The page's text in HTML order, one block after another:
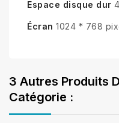
Espace disque dur
Écran 1024 * 768
3 Autres Produits
Catégorie :